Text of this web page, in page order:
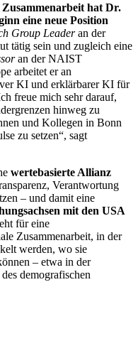
hat Dr.
eine neue Position
Group Leaderan der
tätig sein und zugleich eine
an der NAIST
arbeitet er an
KI und erklärbarer KI für
freue mich sehr darauf,
hinweg zu
und Kollegen in Bonn
zu setzen“, sagt
wertebasierte Allianz
Verantwortung
– und damit eine
mit den USA
für eine
Zusammenarbeit, in der
werden, wo sie
– etwa in der
demografischen